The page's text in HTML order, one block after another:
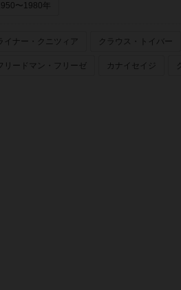
〜1980年
ライナー・クニツィア クラウス・トイバー
リードマン・フリーゼ カナイセイジ